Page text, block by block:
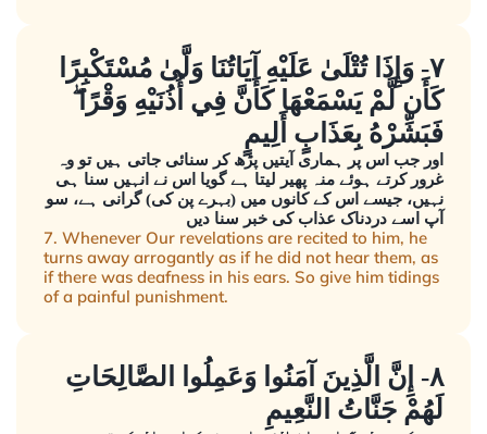
٧- وَإِذَا تُتْلَىٰ عَلَيْهِ آيَاتُنَا وَلَّىٰ مُسْتَكْبِرًا
كَأَن لَّمْ يَسْمَعْهَا كَأَنَّ فِي أُذُنَيْهِ وَقْرًا ۖ
فَبَشِّرْهُ بِعَذَابٍ أَلِيمٍ
اور جب اس پر ہماری آیتیں پڑھ کر سنائی جاتی ہیں تو وہ
غرور کرتے ہوئے منہ پھیر لیتا ہے گویا اس نے انہیں سنا ہی
نہیں، جیسے اس کے کانوں میں (بہرے پن کی) گرانی ہے، سو
آپ اسے دردناک عذاب کی خبر سنا دیں
7. Whenever Our revelations are recited to him, he
turns away arrogantly as if he did not hear them, as
if there was deafness in his ears. So give him tidings
of a painful punishment.
٨- إِنَّ الَّذِينَ آمَنُوا وَعَمِلُوا الصَّالِحَاتِ
لَهُمْ جَنَّاتُ النَّعِيمِ